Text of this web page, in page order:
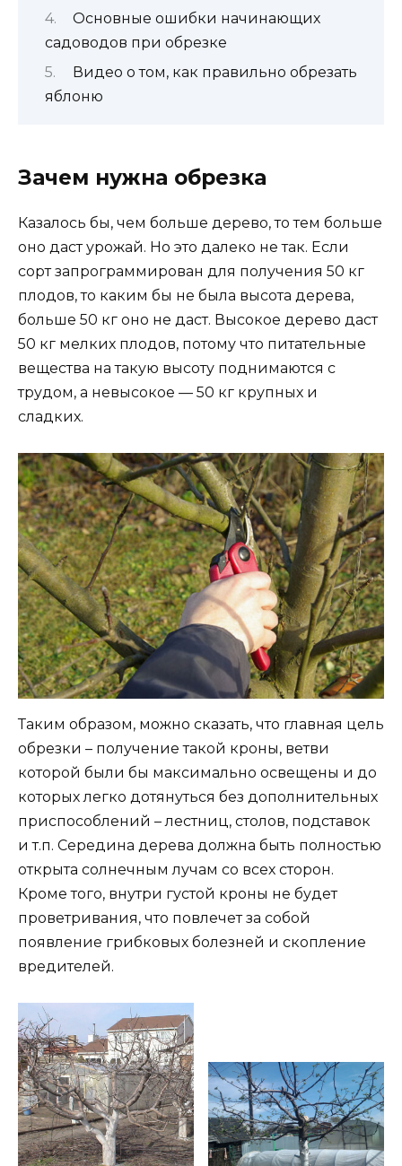
Основные ошибки начинающих
садоводов при обрезке
Видео о том, как правильно обрезать
яблоню
Зачем нужна обрезка
Казалось бы, чем больше дерево, то тем больше
оно даст урожай. Но это далеко не так. Если
сорт запрограммирован для получения 50 кг
плодов, то каким бы не была высота дерева,
больше 50 кг оно не даст. Высокое дерево даст
50 кг мелких плодов, потому что питательные
вещества на такую высоту поднимаются с
трудом, а невысокое — 50 кг крупных и
сладких.
Таким образом, можно сказать, что главная цель
обрезки – получение такой кроны, ветви
которой были бы максимально освещены и до
которых легко дотянуться без дополнительных
приспособлений – лестниц, столов, подставок
и т.п. Середина дерева должна быть полностью
открыта солнечным лучам со всех сторон.
Кроме того, внутри густой кроны не будет
проветривания, что повлечет за собой
появление грибковых болезней и скопление
вредителей.